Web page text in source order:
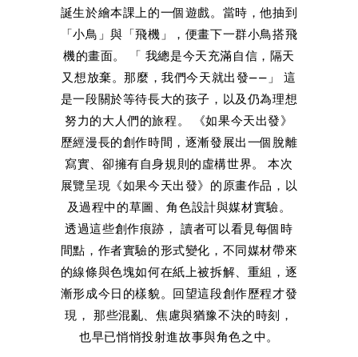
誕生於繪本課上的一個遊戲。當時，他抽到
「小鳥」與「飛機」，便畫下一群小鳥搭飛
機的畫面。 「 我總是今天充滿自信，隔天
又想放棄。那麼，我們今天就出發——」 這
是一段關於等待長大的孩子，以及仍為理想
努力的大人們的旅程。 《如果今天出發》
歷經漫長的創作時間，逐漸發展出一個脫離
寫實、卻擁有自身規則的虛構世界。 本次
展覽呈現《如果今天出發》的原畫作品，以
及過程中的草圖、角色設計與媒材實驗。
透過這些創作痕跡， 讀者可以看見每個時
間點，作者實驗的形式變化，不同媒材帶來
的線條與色塊如何在紙上被拆解、重組，逐
漸形成今日的樣貌。回望這段創作歷程才發
現， 那些混亂、焦慮與猶豫不決的時刻，
也早已悄悄投射進故事與角色之中。